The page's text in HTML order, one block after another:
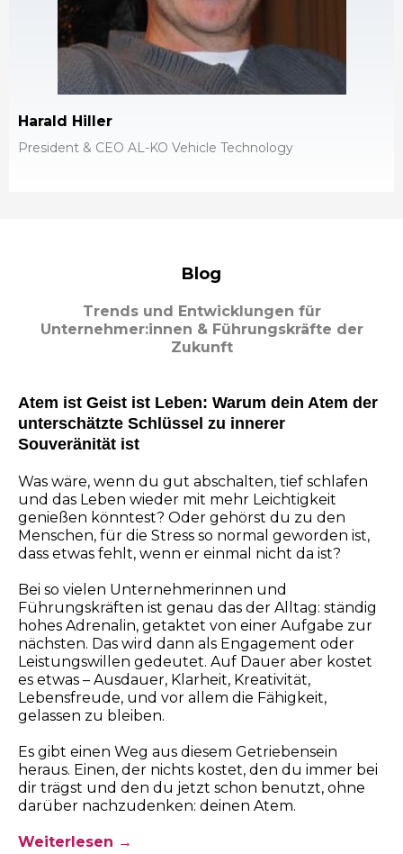
Harald Hiller
President & CEO AL-KO Vehicle Technology
Blog
Trends und Entwicklungen für
Unternehmer:innen & Führungskräfte der
Zukunft
Atem ist Geist ist Leben: Warum dein Atem der
unterschätzte Schlüssel zu innerer
Souveränität ist
Was wäre, wenn du gut abschalten, tief schlafen
und das Leben wieder mit mehr Leichtigkeit
genießen könntest? Oder gehörst du zu den
Menschen, für die Stress so normal geworden ist,
dass etwas fehlt, wenn er einmal nicht da ist?
Bei so vielen Unternehmerinnen und
Führungskräften ist genau das der Alltag: ständig
hohes Adrenalin, getaktet von einer Aufgabe zur
nächsten. Das wird dann als Engagement oder
Leistungswillen gedeutet. Auf Dauer aber kostet
es etwas – Ausdauer, Klarheit, Kreativität,
Lebensfreude, und vor allem die Fähigkeit,
gelassen zu bleiben.
Es gibt einen Weg aus diesem Getriebensein
heraus. Einen, der nichts kostet, den du immer bei
dir trägst und den du jetzt schon benutzt, ohne
darüber nachzudenken: deinen Atem.
Weiterlesen →